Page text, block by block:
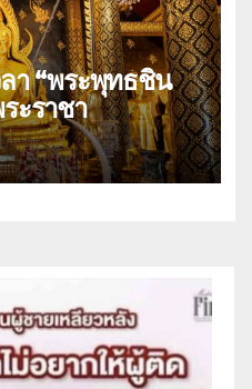
า “พระพุทธชิน
ะราชา